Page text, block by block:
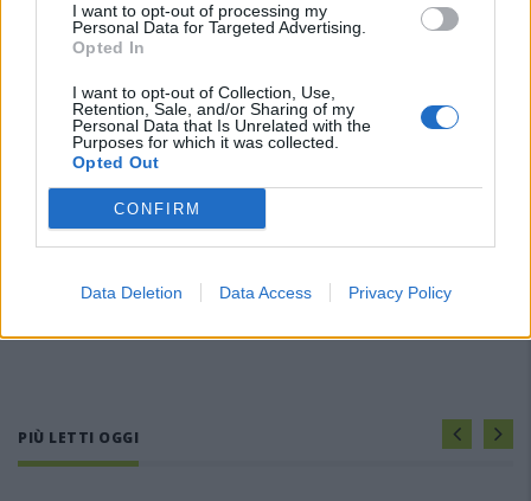
I want to opt-out of processing my
Personal Data for Targeted Advertising.
Opted In
I want to opt-out of Collection, Use,
Retention, Sale, and/or Sharing of my
Personal Data that Is Unrelated with the
Purposes for which it was collected.
Opted Out
CONFIRM
Data Deletion Data Access Privacy Policy
PIÙ LETTI OGGI